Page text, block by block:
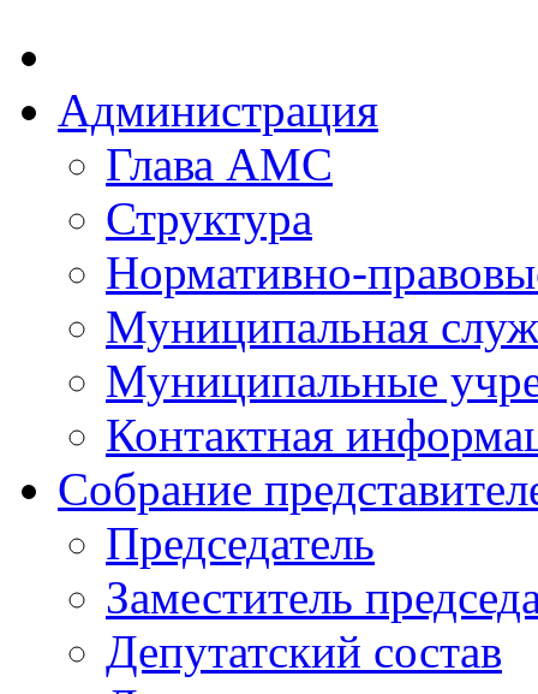
Администрация
Глава АМС
Структура
Нормативно-
Муниципальная
Муниципальные
Контактная
Собрание
Председатель
Заместитель
Депутатский состав